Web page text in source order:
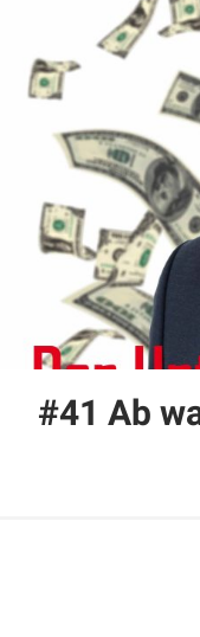
#41 Ab